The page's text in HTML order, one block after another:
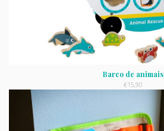
Barco de animais
€15,90